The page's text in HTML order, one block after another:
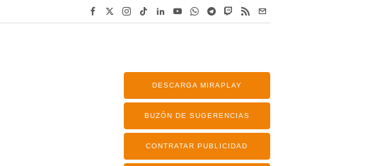
DESCARGA MIRAPLAY
BUZÓN DE SUGERENCIAS
CONTRATAR PUBLICIDAD